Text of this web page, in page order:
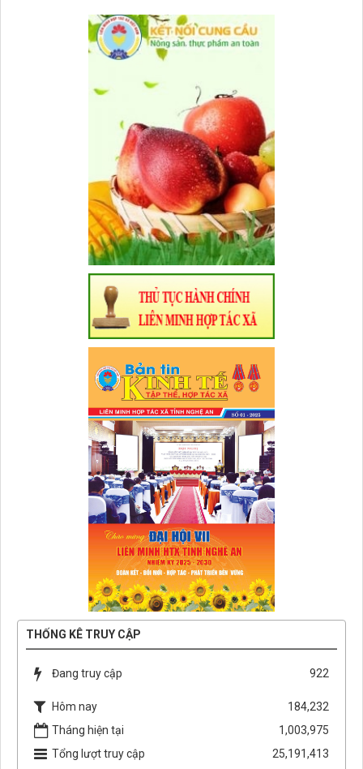
THỐNG KÊ TRUY CẬP
Đang truy cập 922
Hôm nay
184,232
Tháng hiện tại
1,003,975
Tổng lượt truy cập
25,191,413